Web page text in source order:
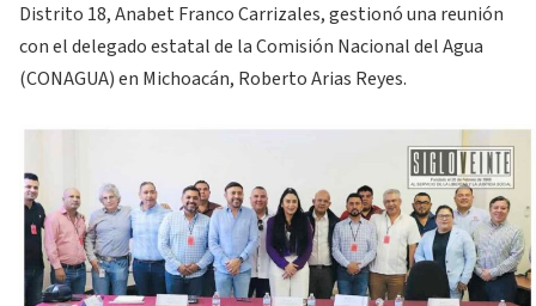
Distrito 18, Anabet Franco Carrizales, gestionó una reunión
con el delegado estatal de la Comisión Nacional del Agua
(CONAGUA) en Michoacán, Roberto Arias Reyes.